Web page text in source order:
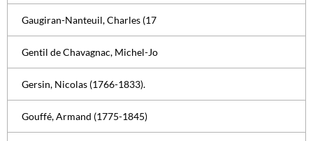
Gaugiran-Nanteuil, Charles (17
Gentil de Chavagnac, Michel-Jo
Gersin, Nicolas (1766-1833).
Gouffé, Armand (1775-1845)